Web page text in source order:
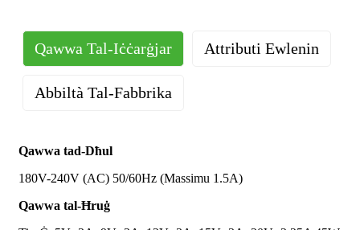
Qawwa Tal-Iċċarġjar Attributi Ewlenin
Abbiltà Tal-Fabbrika
Qawwa tad-Dħul
180V-240V (AC) 50/60Hz (Massimu 1.5A)
Qawwa tal-Ħruġ
Ħruġ
Standard tal-
Plagg
Ir-Renju Unit
Konformi
NOM UKCA
Materjal